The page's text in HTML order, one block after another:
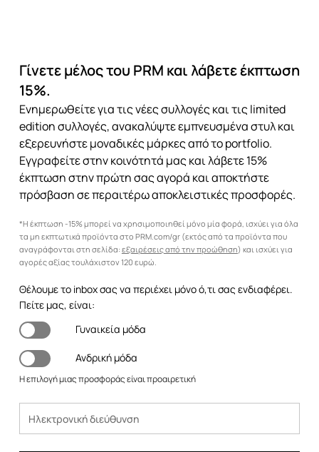
Γίνετε μέλος του PRM και λάβετε έκπτωση
15%.
Ενημερωθείτε για τις νέες συλλογές και τις limited
edition συλλογές, ανακαλύψτε εμπνευσμένα στυλ και
εξερευνήστε μοναδικές μάρκες από το portfolio.
Εγγραφείτε στην κοινότητά μας και λάβετε 15%
έκπτωση στην πρώτη σας αγορά και αποκτήστε
πρόσβαση σε περαιτέρω αποκλειστικές προσφορές.
*Η έκπτωση -15% μπορεί να χρησιμοποιηθεί μόνο μία φορά, ισχύει για όλα
τα μη εκπτωτικά προϊόντα στο PRM.com/gr (εκτός από τα προϊόντα που
αναγράφονται στη σελίδα: εξαιρέσεις από την προώθηση) και ισχύει για
αγορές αξίας τουλάχιστον 120 ευρώ.
Θέλουμε το inbox σας να περιέχει μόνο ό,τι σας ενδιαφέρει.
Πείτε μας, είναι:
Γυναικεία μόδα
Ανδρική μόδα
Η επιλογή μιας προσφοράς είναι προαιρετική